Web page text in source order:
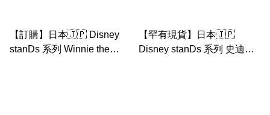
【訂購】日本🇯🇵 Disney
stanDs 系列 Winnie the
【罕有現貨】日本🇯🇵
Disney stanDs 系列 史迪仔